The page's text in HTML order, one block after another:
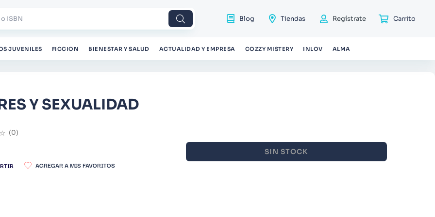
Blog Tiendas Regístrate
JUVENILES FICCION BIENESTAR Y SALUD ACTUALIDAD Y EMPRESA COZZY MISTERY INLOV ALMA
Y SEXUALIDAD
☆ (0)
SIN STOCK